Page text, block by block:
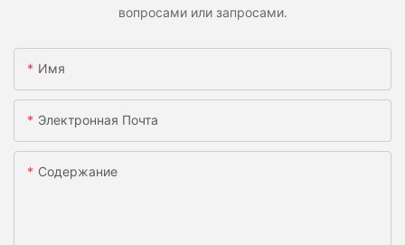
вопросами или запросами.
Имя
Электронная Почта
Содержание